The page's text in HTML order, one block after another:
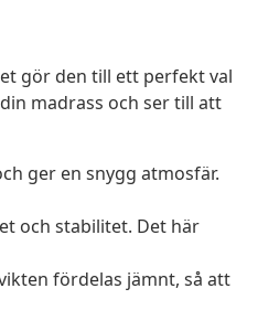
gör den till ett perfekt val
madrass och ser till att
ger en snygg atmosfär.
och stabilitet. Det här
fördelas jämnt, så att